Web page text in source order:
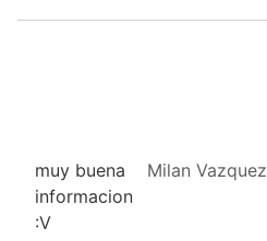
Milan Vazquez
muy buena
informacion
:V